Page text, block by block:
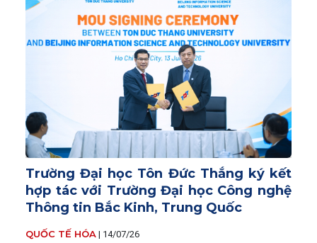
Trường Đại học Tôn Đức Thắng ký kết
hợp tác với Trường Đại học Công nghệ
Thông tin Bắc Kinh, Trung Quốc
QUỐC TẾ HÓA | 14/07/26